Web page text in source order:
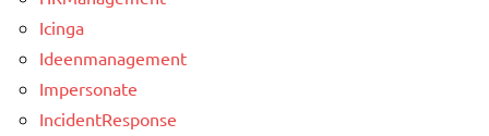
Icinga
Ideenmanagement
Impersonate
IncidentResponse